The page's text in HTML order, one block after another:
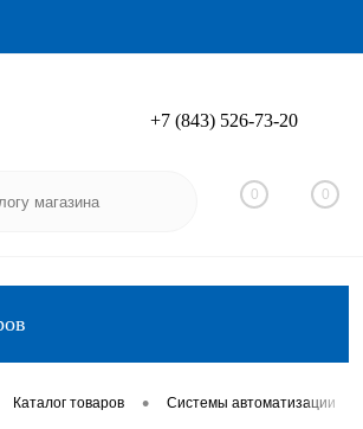
Вход
+7 (843) 526-73-20
0 0
Каталог товаров • Системы автоматизации